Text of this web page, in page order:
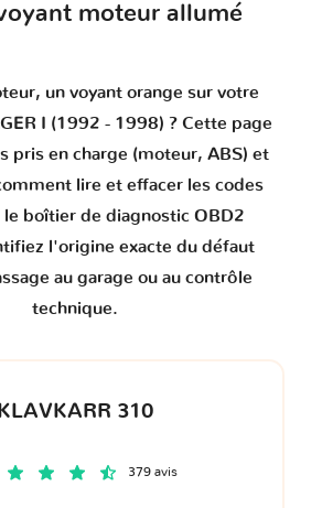
moteur allumé
, un voyant orange sur votre
I (1992 - 1998) ? Cette page
pris en charge (moteur, ABS) et
lire et effacer les codes
boîtier de diagnostic OBD2
l'origine exacte du défaut
au garage ou au contrôle
technique.
310
379 avis